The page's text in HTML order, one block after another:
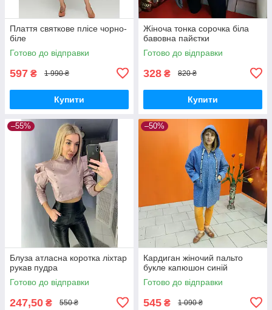
Плаття святкове плісе чорно-
біле
Готово до відправки
597 ₴ 1 990 ₴
Купити
Жіноча тонка сорочка біла
бавовна пайєтки
Готово до відправки
328 ₴ 820 ₴
Купити
–55%
Блуза атласна коротка ліхтар
рукав пудра
Готово до відправки
247,50 ₴ 550 ₴
–50%
Кардиган жіночий пальто
букле капюшон синій
Готово до відправки
545 ₴ 1 090 ₴